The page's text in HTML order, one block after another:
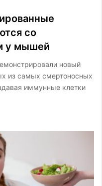
со
у мышей
новый
из самых смертоносных
иммунные клетки